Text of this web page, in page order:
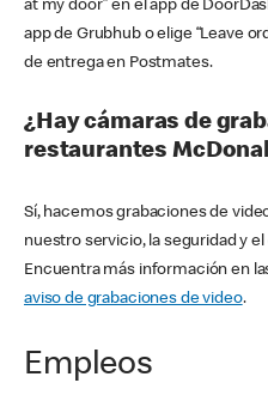
at my door” en el app de
app de Grubhub o elige “Leave
de entrega en Postmates.
¿Hay cámaras de
restaurantes
Sí, hacemos grabaciones de
nuestro servicio, la seguridad y
Encuentra más información en
aviso de grabaciones de video.
Empleos